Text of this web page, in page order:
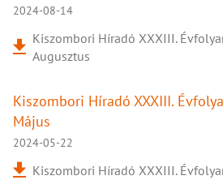
2024-08-14
Kiszombori Híradó XXXIII.
Augusztus
Kiszombori Híradó XXXIII.
Május
2024-05-22
Kiszombori Híradó XXXIII.